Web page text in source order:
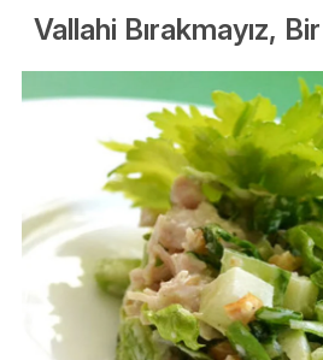
Vallahi Bırakmayız,